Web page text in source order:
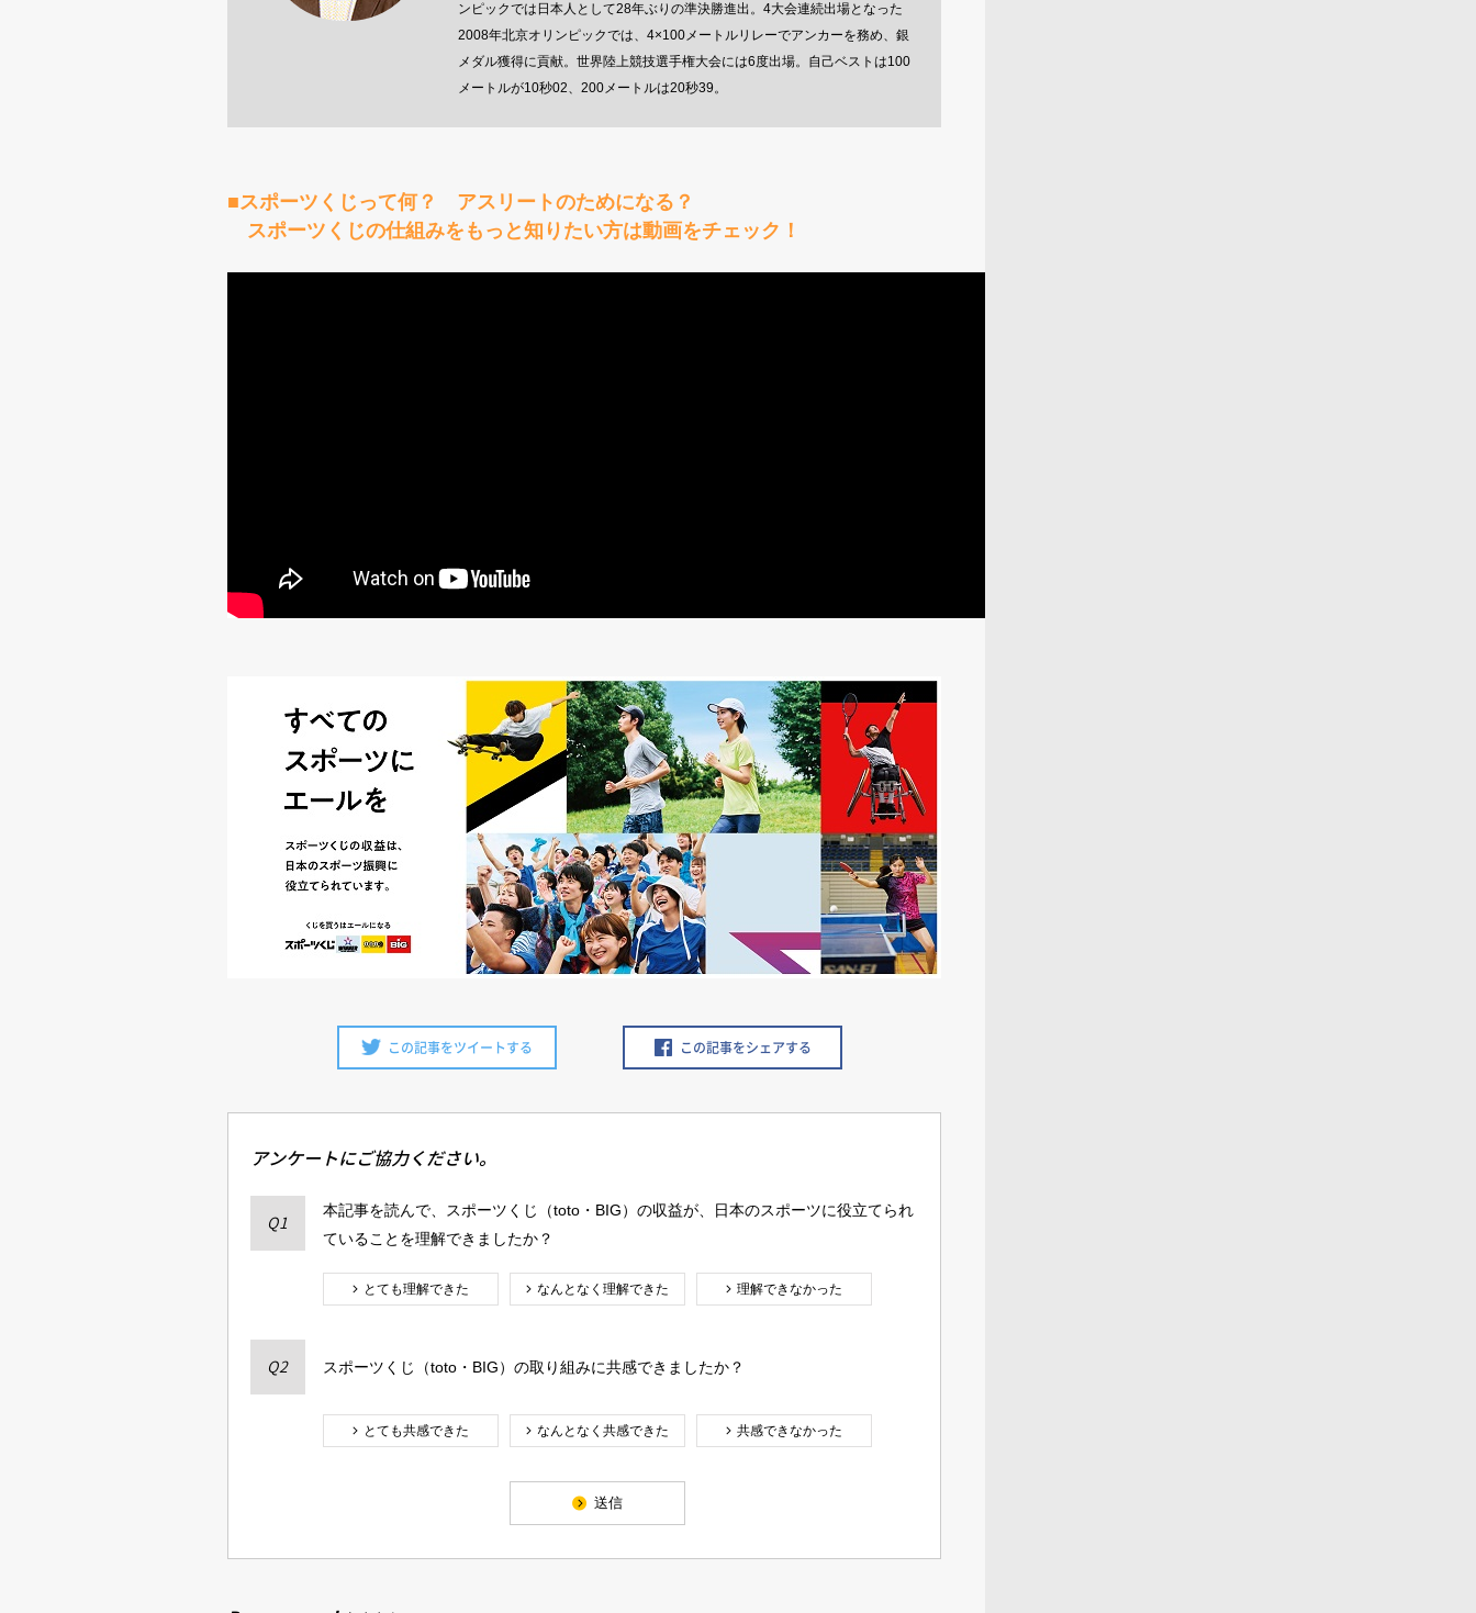
ンピックでは日本人として28年ぶりの準決勝進出。4大会連続出場となった
2008年北京オリンピックでは、4×100メートルリレーでアンカーを務め、銀
メダル獲得に貢献。世界陸上競技選手権大会には6度出場。自己ベストは100
メートルが10秒02、200メートルは20秒39。
■スポーツくじって何？ アスリートのためになる？
スポーツくじの仕組みをもっと知りたい方は動画をチェック！
この記事をツイートする この記事をシェアする
アンケートにご協力ください。
Q1
本記事を読んで、スポーツくじ（toto・BIG）の収益が、日本のスポーツに役立てられ
ていることを理解できましたか？
とても理解できた なんとなく理解できた 理解できなかった
Q2 スポーツくじ（toto・BIG）の取り組みに共感できましたか？
とても共感できた なんとなく共感できた 共感できなかった
送信